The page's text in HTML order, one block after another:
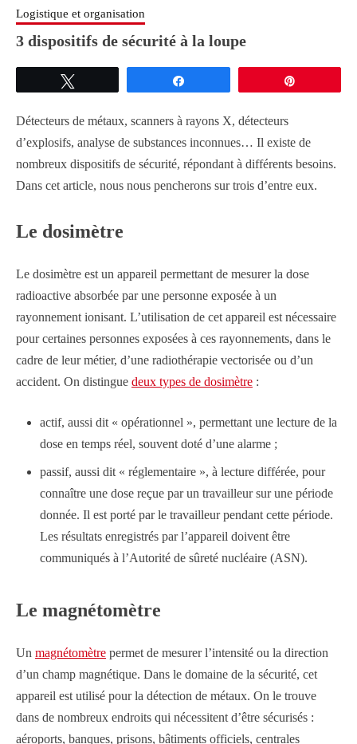
Logistique et organisation
3 dispositifs de sécurité à la loupe
Détecteurs de métaux, scanners à rayons X, détecteurs
d’explosifs, analyse de substances inconnues… Il existe de
nombreux dispositifs de sécurité, répondant à différents besoins.
Dans cet article, nous nous pencherons sur trois d’entre eux.
Le dosimètre
Le dosimètre est un appareil permettant de mesurer la dose
radioactive absorbée par une personne exposée à un
rayonnement ionisant. L’utilisation de cet appareil est nécessaire
pour certaines personnes exposées à ces rayonnements, dans le
cadre de leur métier, d’une radiothérapie vectorisée ou d’un
accident. On distingue deux types de dosimètre :
actif, aussi dit « opérationnel », permettant une lecture de la
dose en temps réel, souvent doté d’une alarme ;
passif, aussi dit « réglementaire », à lecture différée, pour
connaître une dose reçue par un travailleur sur une période
donnée. Il est porté par le travailleur pendant cette période.
Les résultats enregistrés par l’appareil doivent être
communiqués à l’Autorité de sûreté nucléaire (ASN).
Le magnétomètre
Un magnétomètre permet de mesurer l’intensité ou la direction
d’un champ magnétique. Dans le domaine de la sécurité, cet
appareil est utilisé pour la détection de métaux. On le trouve
dans de nombreux endroits qui nécessitent d’être sécurisés :
aéroports, banques, prisons, bâtiments officiels, centrales